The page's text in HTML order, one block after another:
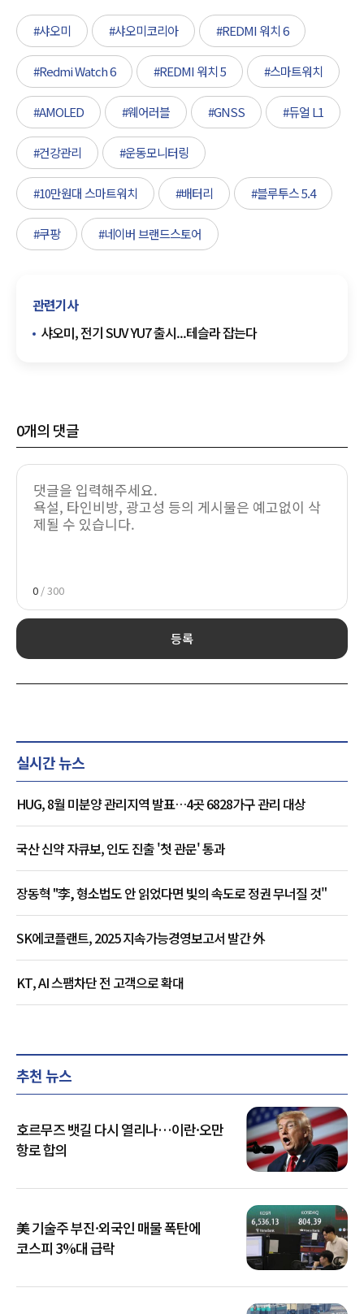
#샤오미 #샤오미코리아 #REDMI 워치 6
#Redmi Watch 6 #REDMI 워치 5 #스마트워치
#AMOLED #웨어러블 #GNSS #듀얼 L1
#건강관리 #운동모니터링
#10만원대 스마트워치 #배터리 #블루투스 5.4
#쿠팡 #네이버 브랜드스토어
관련기사
샤오미, 전기 SUV YU7 출시...테슬라 잡는다
0개의 댓글
0 / 300
등록
실시간 뉴스
HUG, 8월 미분양 관리지역 발표…4곳 6828가구 관리 대상
국산 신약 자큐보, 인도 진출 '첫 관문' 통과
장동혁 "李, 형소법도 안 읽었다면 빛의 속도로 정권 무너질 것"
SK에코플랜트, 2025 지속가능경영보고서 발간 外
KT, AI 스팸차단 전 고객으로 확대
추천 뉴스
호르무즈 뱃길 다시 열리나…이란·오만
항로 합의
美 기술주 부진·외국인 매물 폭탄에
코스피 3%대 급락